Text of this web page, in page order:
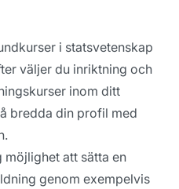
i statsvetenskap
väljer du inriktning och
inom ditt
bredda din profil med
att sätta en
genom exempelvis